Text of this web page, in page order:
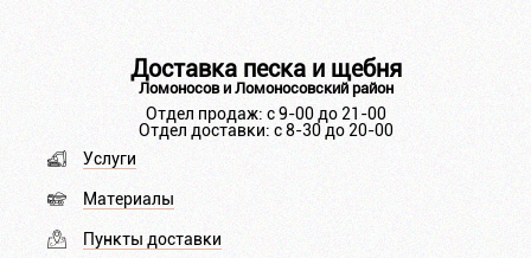
Доставка песка и щебня
Ломоносов и Ломоносовский район
Отдел продаж: с 9-00 до 21-00
Отдел доставки: с 8-30 до 20-00
Услуги
Материалы
Пункты доставки